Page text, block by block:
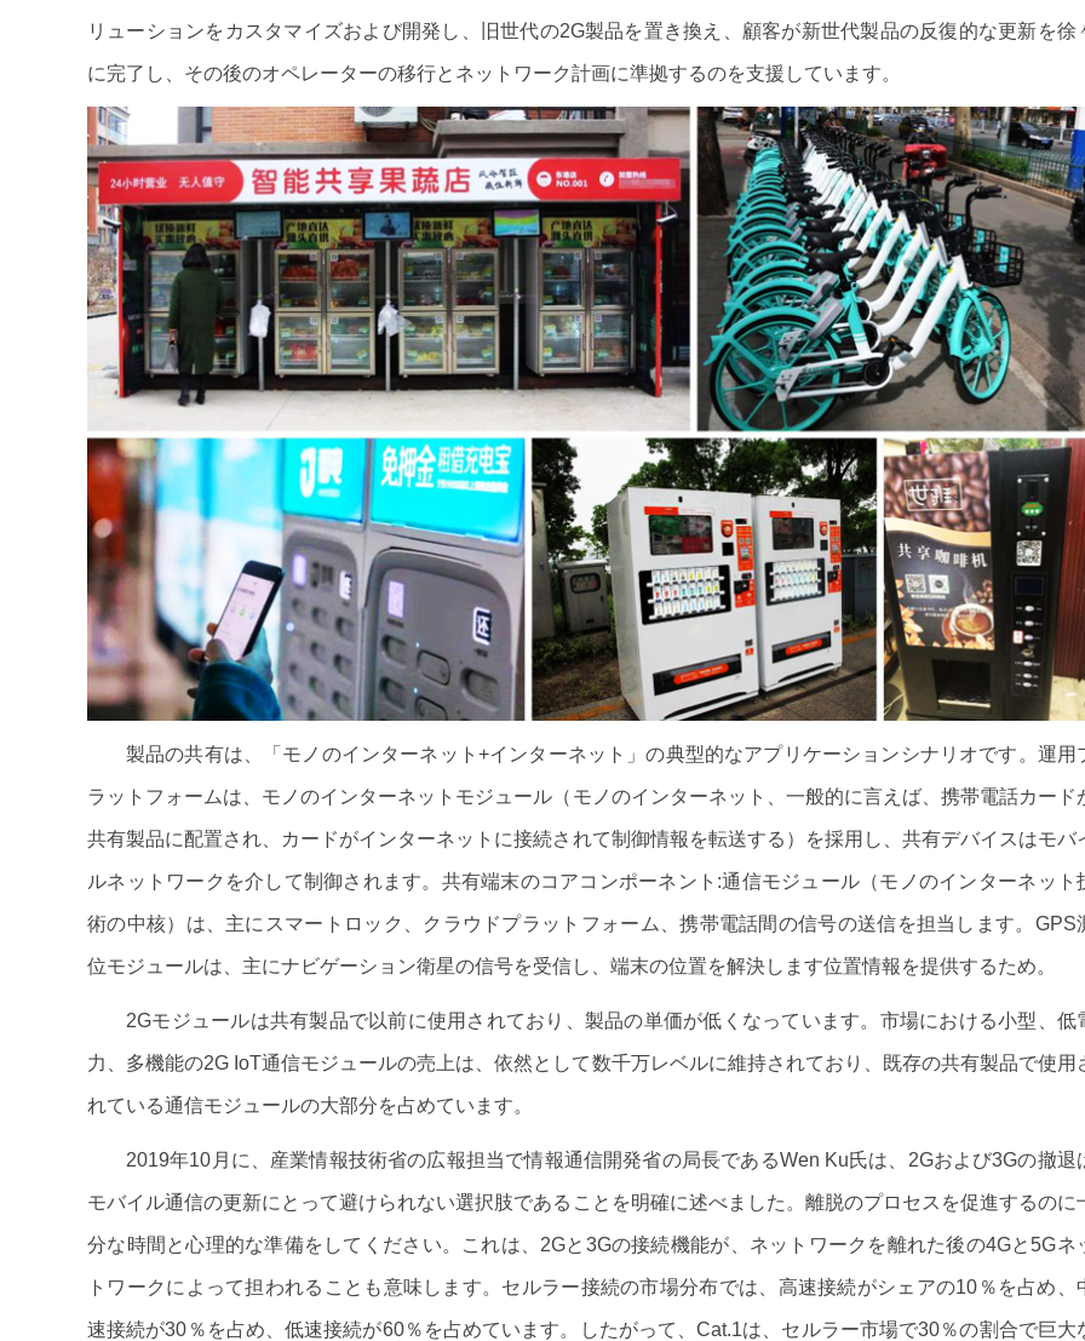
リューションをカスタマイズおよび開発し、旧世代の2G製品を置き換え、顧客が新世代製品の反復的な更新を徐
に完了し、その後のオペレーターの移行とネットワーク計画に準拠するのを支援しています。
製品の共有は、「モノのインターネット+インターネット」の典型的なアプリケーションシナリオです。運用
ラットフォームは、モノのインターネットモジュール（モノのインターネット、一般的に言えば、携帯電話カード
共有製品に配置され、カードがインターネットに接続されて制御情報を転送する）を採用し、共有デバイスはモバ
ルネットワークを介して制御されます。共有端末のコアコンポーネント:通信モジュール（モノのインターネット
術の中核）は、主にスマートロック、クラウドプラットフォーム、携帯電話間の信号の送信を担当します。GPS
位モジュールは、主にナビゲーション衛星の信号を受信し、端末の位置を解決します位置情報を提供するため。
2Gモジュールは共有製品で以前に使用されており、製品の単価が低くなっています。市場における小型、低
力、多機能の2G IoT通信モジュールの売上は、依然として数千万レベルに維持されており、既存の共有製品で使用
れている通信モジュールの大部分を占めています。
2019年10月に、産業情報技術省の広報担当で情報通信開発省の局長であるWen Ku氏は、2Gおよび3Gの撤退
モバイル通信の更新にとって避けられない選択肢であることを明確に述べました。離脱のプロセスを促進するのに
分な時間と心理的な準備をしてください。これは、2Gと3Gの接続機能が、ネットワークを離れた後の4Gと5Gネ
トワークによって担われることも意味します。セルラー接続の市場分布では、高速接続がシェアの10％を占め、
速接続が30％を占め、低速接続が60％を占めています。したがって、Cat.1は、セルラー市場で30％の割合で巨大